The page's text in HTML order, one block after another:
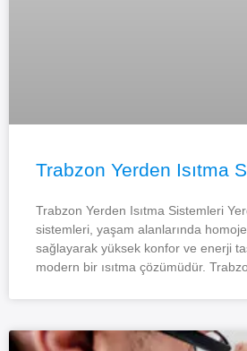
Trabzon Yerden Isıtma
Trabzon Yerden Isıtma Sistemleri
sistemleri, yaşam alanlarında homojen
sağlayarak yüksek konfor ve enerji
modern bir ısıtma çözümüdür.